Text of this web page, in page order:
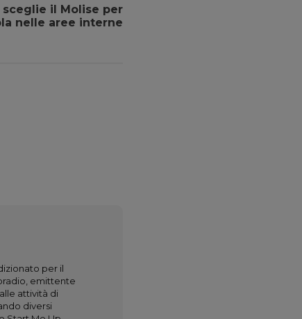
il Molise per
nelle aree interne
per il
emittente
attività di
diversi